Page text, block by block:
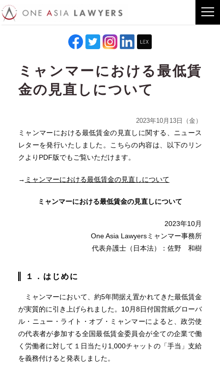
ミャンマーにおける最低賃
金の見直しについて
2023年10月13日（金）
ミャンマーにおける最低賃金の見直しに関する、ニュース
レターを発行いたしました。こちらの内容は、以下のリン
クよりPDF版でもご覧いただけます。
→ ミャンマーにおける最低賃金の見直しについて
ミャンマーにおける最低賃金の見直しについて
2023年10月
One Asia Lawyersミャンマー事務所
代表弁護士（日本法）：佐野 和樹
１．はじめに
ミャンマーにおいて、約5年間据え置かれてきた最低賃金
が実質的に引き上げられました。10月8日付国営紙グローバ
ル・ニュー・ライト・オブ・ミャンマーによると、政労使
の代表者が参加する全国最低賃金委員会が全ての企業で働
く労働者に対して１日当たり1,000チャットの「手当」支給
を義務付けると発表しました。